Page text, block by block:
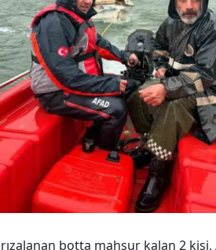
botta mahsur kalan 2